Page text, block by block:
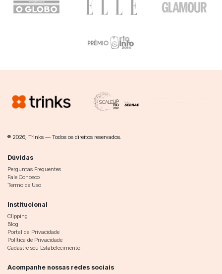
® 2026, Trinks — Todos os direitos reservados.
Dúvidas
Perguntas Frequentes
Fale Conosco
Termo de Uso
Institucional
Clipping
Blog
Portal da Privacidade
Política de Privacidade
Cadastre seu Estabelecimento
Acompanhe nossas redes sociais